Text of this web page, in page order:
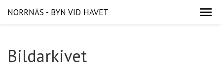
NORRNÄS - BYN VID HAVET
Bildarkivet